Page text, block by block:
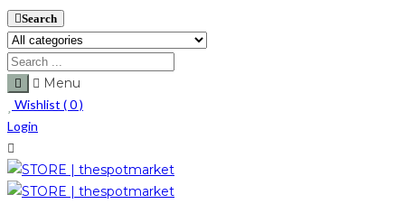
Search
Menu
Wishlist (0)
Login